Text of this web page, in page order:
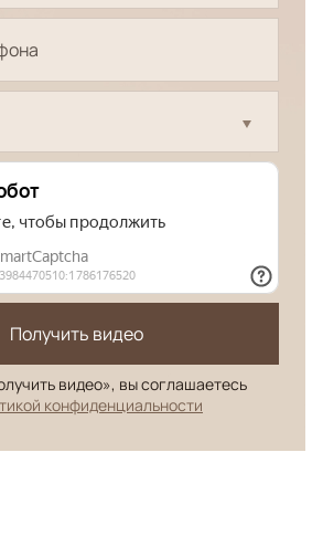
Получить видео
видео», вы соглашаетесь
конфиденциальности